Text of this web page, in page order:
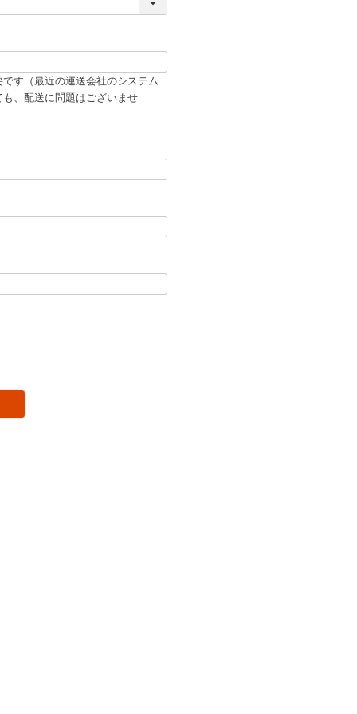
す（最近の運送会社のシステム
、配送に問題はございませ